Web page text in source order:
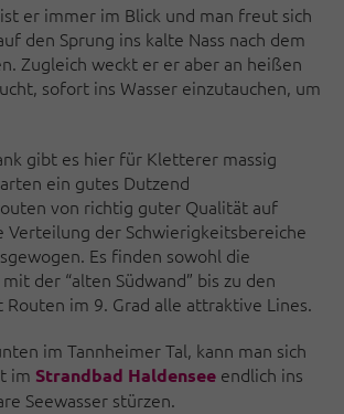
er immer im Blick und man freut sich
den Sprung ins kalte Nass nach dem
Zugleich weckt er er aber an heißen
sofort ins Wasser einzutauchen, um
gibt es hier für Kletterer massig
ein gutes Dutzend
von richtig guter Qualität auf
Verteilung der Schwierigkeitsbereiche
Es finden sowohl die
der “alten Südwand” bis zu den
im 9. Grad alle attraktive Lines.
im Tannheimer Tal, kann man sich
im Strandbad Haldensee endlich ins
Seewasser stürzen.